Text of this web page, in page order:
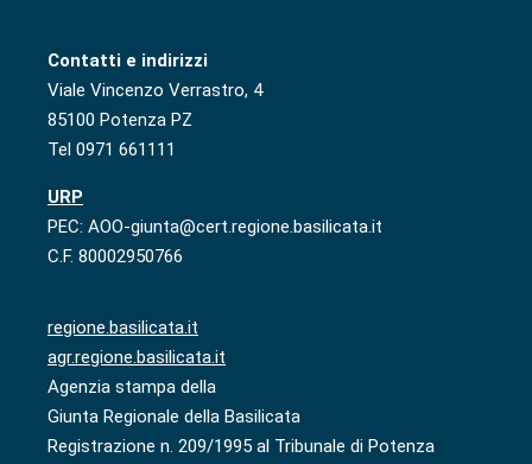
Contatti e indirizzi
Viale Vincenzo Verrastro, 4
85100 Potenza PZ
Tel 0971 661111
URP
PEC: AOO-giunta@cert.regione.basilicata.it
C.F. 80002950766
regione.basilicata.it
agr.regione.basilicata.it
Agenzia stampa della
Giunta Regionale della Basilicata
Registrazione n. 209/1995 al Tribunale di Potenza